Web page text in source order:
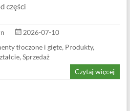
części
2026-07-10
tłoczone i gięte, Produkty,
, Sprzedaż
Czytaj więcej